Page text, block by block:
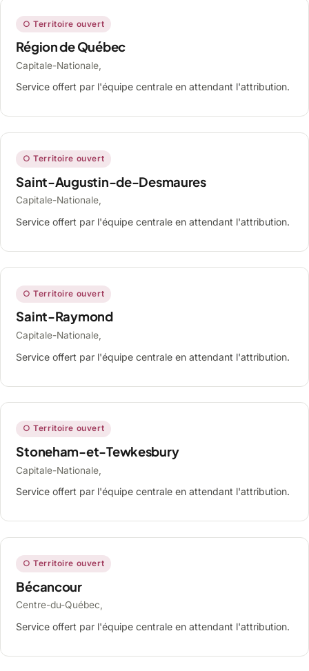
○ Territoire ouvert
Région de Québec
Capitale-Nationale,
Service offert par l'équipe centrale en attendant l'attribution.
○ Territoire ouvert
Saint-Augustin-de-Desmaures
Capitale-Nationale,
Service offert par l'équipe centrale en attendant l'attribution.
○ Territoire ouvert
Saint-Raymond
Capitale-Nationale,
Service offert par l'équipe centrale en attendant l'attribution.
○ Territoire ouvert
Stoneham-et-Tewkesbury
Capitale-Nationale,
Service offert par l'équipe centrale en attendant l'attribution.
○ Territoire ouvert
Bécancour
Centre-du-Québec,
Service offert par l'équipe centrale en attendant l'attribution.